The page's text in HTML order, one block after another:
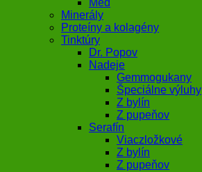
Med
Minerály
Proteíny a kolagény
Tinktúry
Dr. Popov
Nadeje
Gemmogukany
Špeciálne výluhy
Z bylín
Z pupeňov
Serafín
Viaczložkové
Z bylín
Z pupeňov